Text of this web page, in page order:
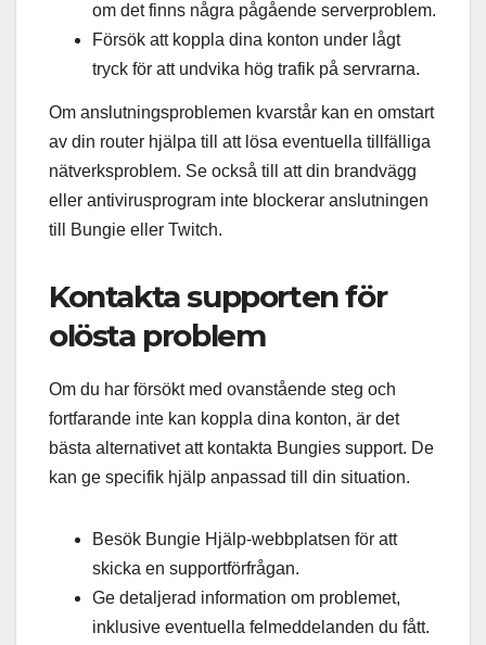
om det finns några pågående serverproblem.
Försök att koppla dina konton under lågt
tryck för att undvika hög trafik på servrarna.
Om anslutningsproblemen kvarstår kan en omstart
av din router hjälpa till att lösa eventuella tillfälliga
nätverksproblem. Se också till att din brandvägg
eller antivirusprogram inte blockerar anslutningen
till Bungie eller Twitch.
Kontakta supporten för
olösta problem
Om du har försökt med ovanstående steg och
fortfarande inte kan koppla dina konton, är det
bästa alternativet att kontakta Bungies support. De
kan ge specifik hjälp anpassad till din situation.
Besök Bungie Hjälp-webbplatsen för att
skicka en supportförfrågan.
Ge detaljerad information om problemet,
inklusive eventuella felmeddelanden du fått.